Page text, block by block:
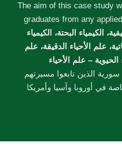
The aim of this case
graduates from any
الكيمياء البحتة، الكيمياء
علم الأحياء الدقيقة، علم
– علم الأحياء
الذين تابعوا مسيرتهم
في أوروبا وآسيا وأمريكا